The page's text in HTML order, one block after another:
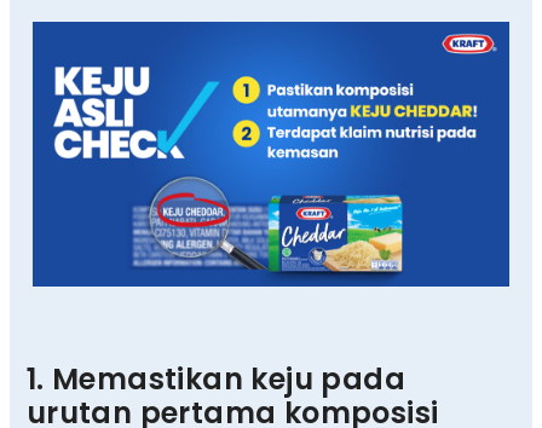
1. Memastikan keju pada
urutan pertama komposisi